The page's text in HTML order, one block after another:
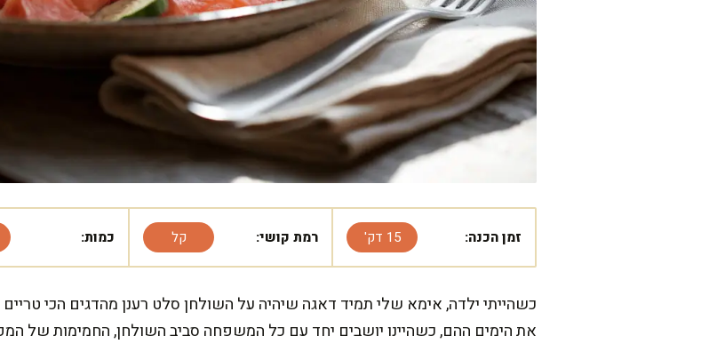
זמן הכנה: 15 דק' רמת קושי: קל כמות:
כשהייתי ילדה, אימא שלי תמיד דאגה שיהיה על השולחן סלט רענן מהדגים הכי טריים
את הימים ההם, כשהיינו יושבים יחד עם כל המשפחה סביב השולחן, החמימות של